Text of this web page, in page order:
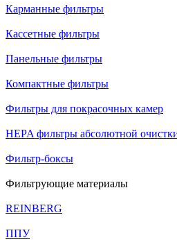
Карманные фильтры
Кассетные фильтры
Панельные фильтры
Компактные фильтры
Фильтры для покрасочных камер
HEPA фильтры абсолютной
Фильтр-боксы
Фильтрующие материалы
REINBERG
ППУ